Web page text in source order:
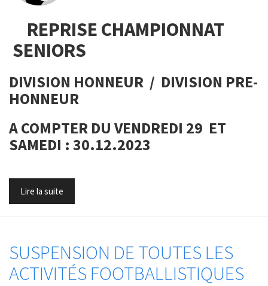
REPRISE CHAMPIONNAT
SENIORS
DIVISION HONNEUR / DIVISION PRE-
HONNEUR
A COMPTER DU VENDREDI 29 ET
SAMEDI : 30.12.2023
Lire la suite
SUSPENSION DE TOUTES LES
ACTIVITÉS FOOTBALLISTIQUES